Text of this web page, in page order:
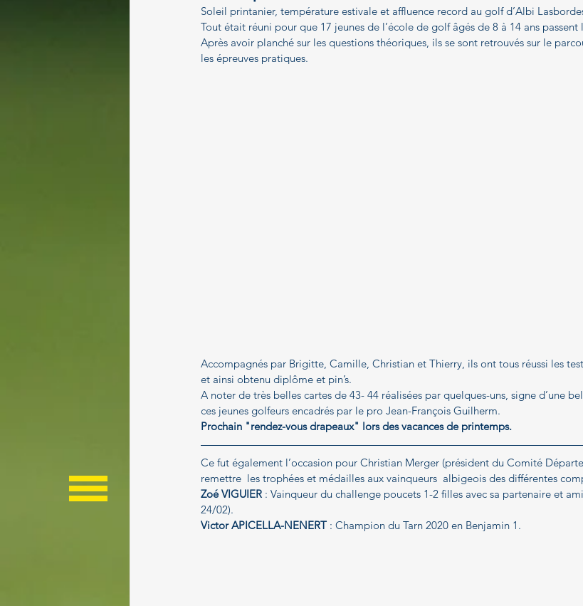
ParagolfSoleil printanier, température estivale et affluence record au golf d’Albi
Tout était réuni pour que 17 jeunes de l’école de golf âgés de 8 à 14 ans passent
Après avoir planché sur les questions théoriques, ils se sont retrouvés sur le
les épreuves pratiques.
Accompagnés par Brigitte, Camille, Christian et Thierry, ils ont tous réussi les
et ainsi obtenu diplôme et pin’s.
A noter de très belles cartes de 43- 44 réalisées par quelques-uns, signe d’une
ces jeunes golfeurs encadrés par le pro Jean-François Guilherm.
Prochain "rendez-vous drapeaux" lors des vacances de printemps.
Ce fut également l’occasion pour Christian Merger (président du Comité
remettre  les trophées et médailles aux vainqueurs  albigeois des différentes
Zoé VIGUIER : Vainqueur du challenge poucets 1-2 filles avec sa partenaire et
24/02).
Victor APICELLA-NENERT : Champion du Tarn 2020 en Benjamin 1.